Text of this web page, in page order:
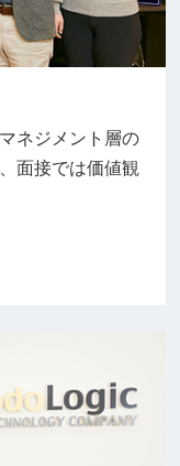
ネジメント層の
面接では価値観